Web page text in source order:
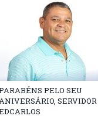
PELO SEU
SERVIDOR